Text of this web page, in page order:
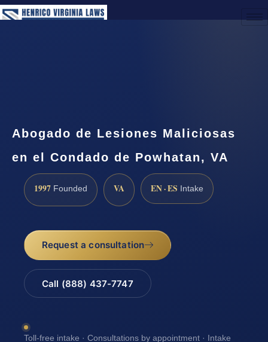
Abogado de Lesiones Maliciosas
en el Condado de Powhatan, VA
1997 Founded VA EN · ES Intake
Request a consultation
Call (888) 437-7747
Toll-free intake · Consultations by appointment · Intake